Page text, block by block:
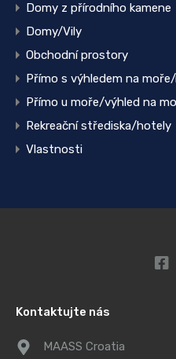
Domy z přírodního kamene
Domy/Vily
Obchodní prostory
Přímo s výhledem na
Přímo u moře/výhled na
Rekreační střediska/hotely
Vlastnosti
Kontaktujte nás
MAASS Croatia